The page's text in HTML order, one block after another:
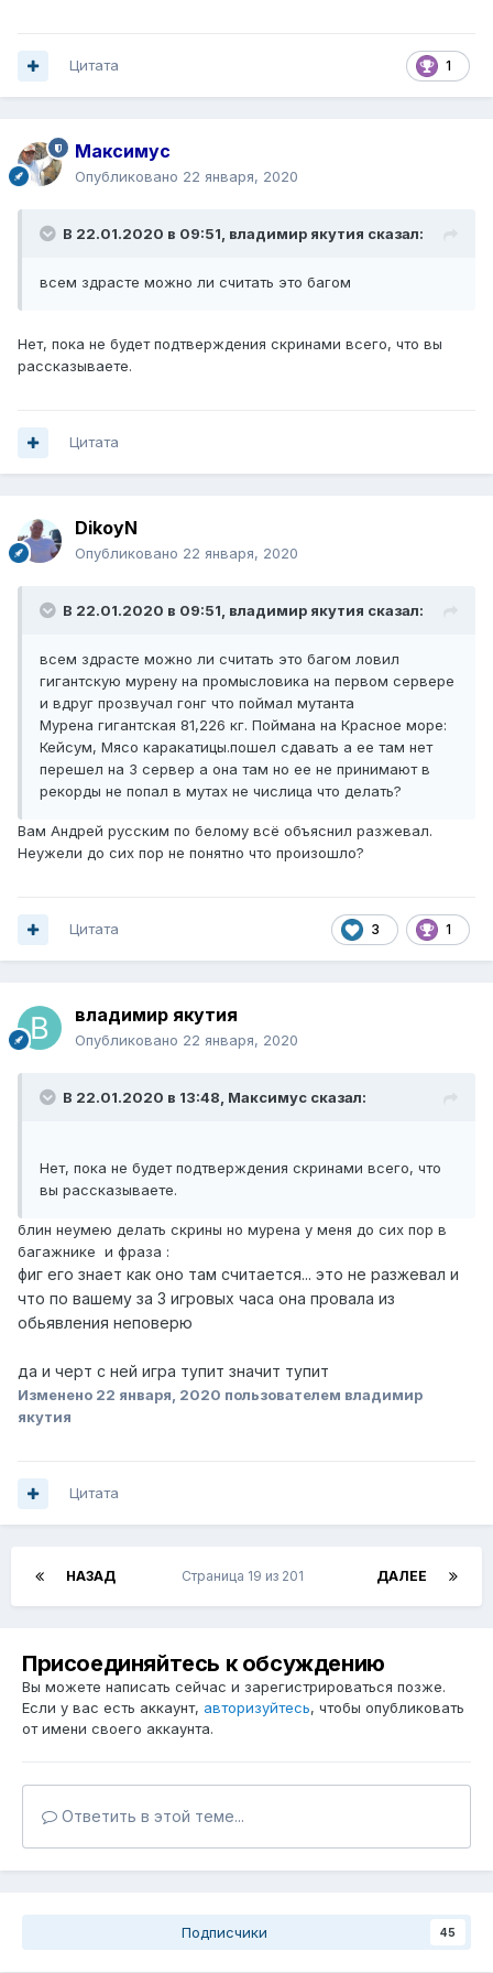
1
Цитата
Максимус
Опубликовано 22 января, 2020
В 22.01.2020 в 09:51, владимир якутия сказал:
всем здрасте можно ли считать это багом
Нет, пока не будет подтверждения скринами всего, что вы
рассказываете.
Цитата
DikoyN
Опубликовано 22 января, 2020
В 22.01.2020 в 09:51, владимир якутия сказал:
всем здрасте можно ли считать это багом ловил
гигантскую мурену на промысловика на первом сервере
и вдруг прозвучал гонг что поймал мутанта
Мурена гигантская 81,226 кг. Поймана на Красное море:
Кейсум, Мясо каракатицы.пошел сдавать а ее там нет
перешел на 3 сервер а она там но ее не принимают в
рекорды не попал в мутах не числица что делать?
Вам Андрей русским по белому всё объяснил разжевал.
Неужели до сих пор не понятно что произошло?
3 1
Цитата
владимир якутия
Опубликовано 22 января, 2020
В 22.01.2020 в 13:48, Максимус сказал:
Нет, пока не будет подтверждения скринами всего, что
вы рассказываете.
блин неумею делать скрины но мурена у меня до сих пор в
багажнике и фраза :
фиг его знает как оно там считается... это не разжевал и
что по вашему за 3 игровых часа она провала из
обьявления неповерю
да и черт с ней игра тупит значит тупит
Изменено 22 января, 2020 пользователем владимир
якутия
Цитата
НАЗАД ДАЛЕЕ
Страница 19 из 201
Присоединяйтесь к обсуждению
Вы можете написать сейчас и зарегистрироваться позже.
Если у вас есть аккаунт, авторизуйтесь, чтобы опубликовать
от имени своего аккаунта.
Ответить в этой теме...
Подписчики 45